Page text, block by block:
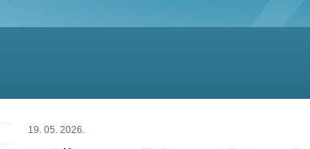
19. 05. 2026.